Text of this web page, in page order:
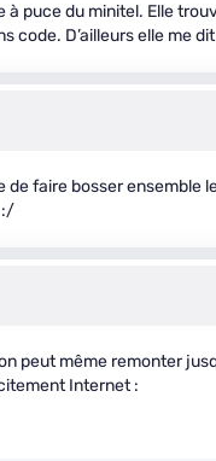
à puce du minitel. Elle
code. D’ailleurs elle me
de faire bosser
:/
peut même remonter
Internet :